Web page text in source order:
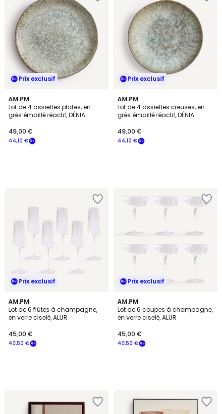
Prix exclusif
AM.PM
Lot de 4 assiettes plates, en
grès émaillé réactif, DÉNIA
44,10 €
49,00 €
Prix exclusif
AM.PM
Lot de 4 assiettes creuses, en
grès émaillé réactif, DÉNIA
44,10 €
49,00 €
Prix exclusif
AM.PM
Lot de 6 flûtes à champagne,
en verre ciselé, ALUR
40,50 €
45,00 €
Prix exclusif
AM.PM
Lot de 6 coupes à champagne,
en verre ciselé, ALUR
40,50 €
45,00 €